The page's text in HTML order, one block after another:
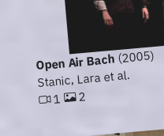
Open Air Bach(2005)
Stanic, Lara et al.
1 2